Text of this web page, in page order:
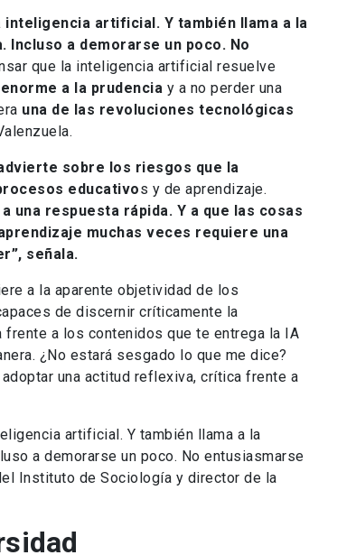
artificial. Y también llama a la
a demorarse un poco. No
que la inteligencia artificial resuelve
a la prudencia y a no perder una
una de las revoluciones tecnológicas
sobre los riesgos que la
educativos y de aprendizaje.
una respuesta rápida. Y a que las cosas
muchas veces requiere una
señala.
a la aparente objetividad de los
de discernir críticamente la
frente a los contenidos que te entrega la IA
¿No estará sesgado lo que me dice?
una actitud reflexiva, crítica frente a
artificial. Y también llama a la
a demorarse un poco. No entusiasmarse
Instituto de Sociología y director de la